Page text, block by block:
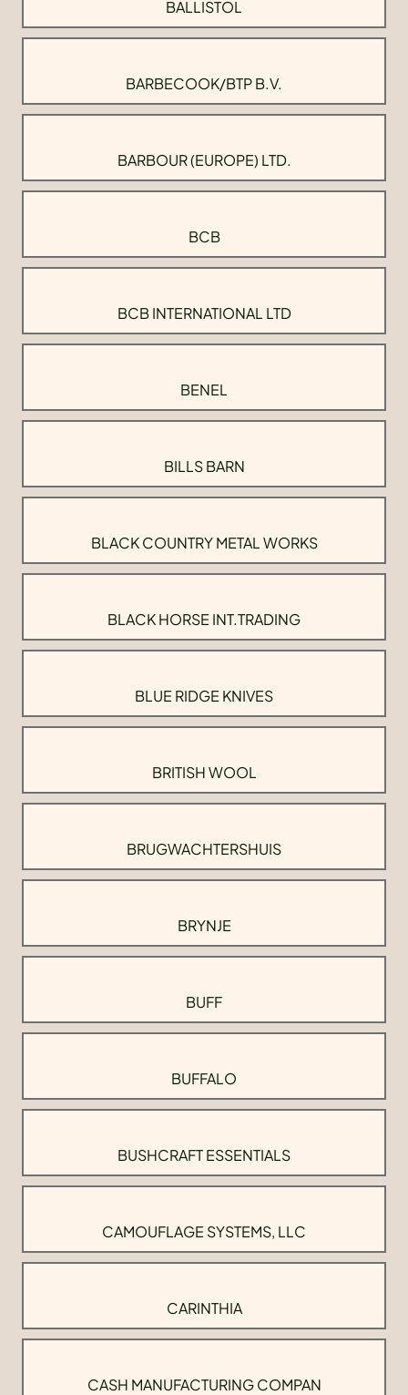
BALLISTOL
BARBECOOK/BTP B.V.
BARBOUR (EUROPE) LTD.
BCB
BCB INTERNATIONAL LTD
BENEL
BILLS BARN
BLACK COUNTRY METAL WORKS
BLACK HORSE INT.TRADING
BLUE RIDGE KNIVES
BRITISH WOOL
BRUGWACHTERSHUIS
BRYNJE
BUFF
BUFFALO
BUSHCRAFT ESSENTIALS
CAMOUFLAGE SYSTEMS, LLC
CARINTHIA
CASH MANUFACTURING COMPAN